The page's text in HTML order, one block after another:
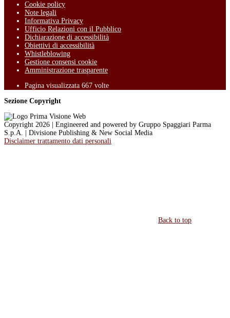
Cookie policy
Note legali
Informativa Privacy
Ufficio Relazioni con il Pubblico
Dichiarazione di accessibilità
Obiettivi di accessibilità
Whistleblowing
Gestione consensi cookie
Amministrazione trasparente
Pagina visualizzata 667 volte
Sezione Copyright
Copyright 2026 | Engineered and powered by Gruppo Spaggiari Parma
S.p.A. | Divisione Publishing & New Social Media
Disclaimer trattamento dati personali
Back to top